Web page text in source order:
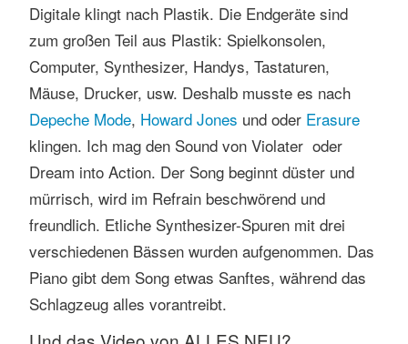
Digitale klingt nach Plastik. Die Endgeräte sind
zum großen Teil aus Plastik: Spielkonsolen,
Computer, Synthesizer, Handys, Tastaturen,
Mäuse, Drucker, usw. Deshalb musste es nach
Depeche Mode, Howard Jones und oder Erasure
klingen. Ich mag den Sound von Violater oder
Dream into Action. Der Song beginnt düster und
mürrisch, wird im Refrain beschwörend und
freundlich. Etliche Synthesizer-Spuren mit drei
verschiedenen Bässen wurden aufgenommen. Das
Piano gibt dem Song etwas Sanftes, während das
Schlagzeug alles vorantreibt.